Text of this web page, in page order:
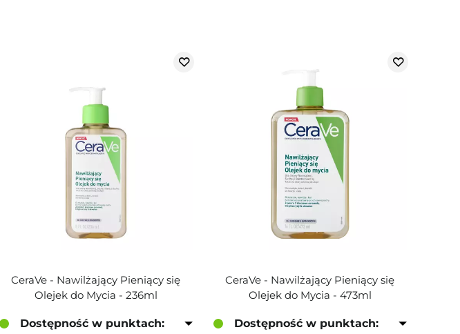
CeraVe - Nawilżający Pieniący się
Olejek do Mycia - 236ml
Dostępność w punktach:
CeraVe - Nawilżający Pieniący się
Olejek do Mycia - 473ml
Dostępność w punktach: